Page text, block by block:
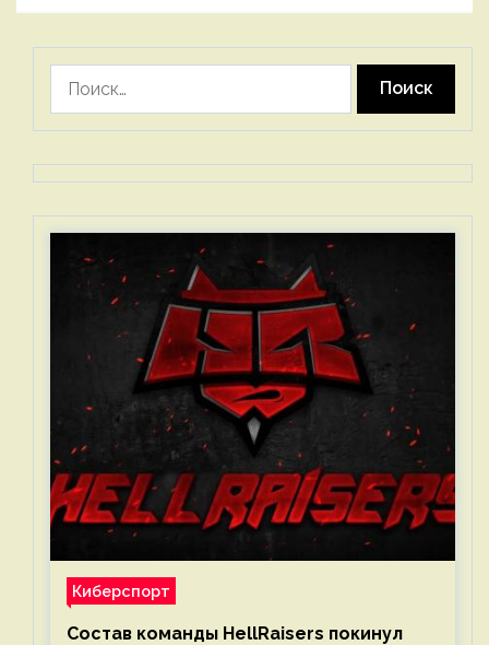
Киберспорт
Состав команды HellRaisers покинул